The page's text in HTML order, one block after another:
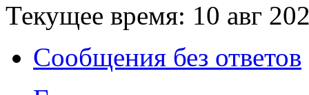
Текущее время: 10 авг
Сообщения без ответов